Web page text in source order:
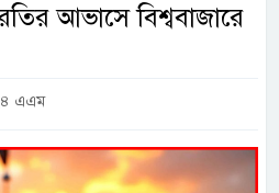
আভাসে বিশ্ববাজারে
এএম